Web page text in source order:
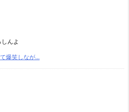
んよ
爆笑しなが...